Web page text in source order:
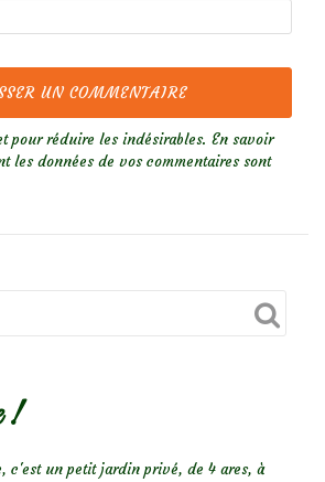
pour réduire les indésirables. En savoir
les données de vos commentaires sont
!
c'est un petit jardin privé, de 4 ares, à